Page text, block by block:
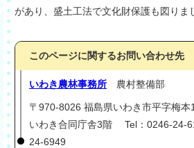
があり、盛土工法で文化財保護も図りま
このページに関するお問い合わせ先
いわき農林事務所 農村整備部
〒970-8026 福島県いわき市平字梅本
いわき合同庁舎3階 Tel：0246-
24-6949